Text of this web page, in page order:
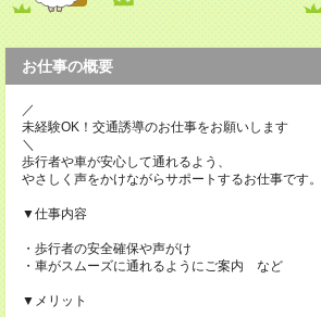
お仕事の概要
／
未経験OK！交通誘導のお仕事をお願いします
＼
歩行者や車が安心して通れるよう、
やさしく声をかけながらサポートするお仕事です。
▼仕事内容
・歩行者の安全確保や声がけ
・車がスムーズに通れるようにご案内 など
▼メリット